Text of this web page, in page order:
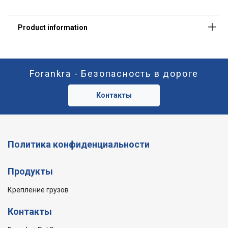
Forankra - Безопасность в дороге
Контакты
Политика конфиденциальности
Продукты
Крепление грузов
Контакты